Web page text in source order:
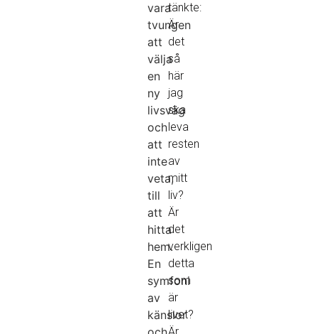
vara
tvungen
att
välja
en
ny
livsväg
och
att
inte
veta,
till
att
hitta
hem.
En
symfoni
av
känslor
tänkte:
Är
det
så
här
jag
ska
leva
resten
av
mitt
liv?
Är
det
verkligen
detta
som
är
livet?